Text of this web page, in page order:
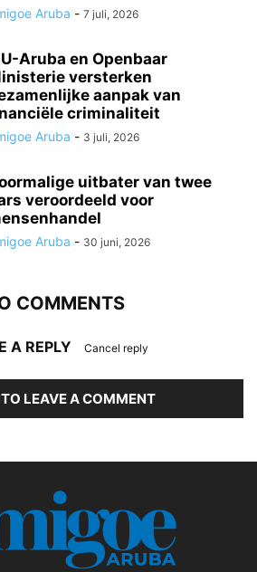
Aruba - 7 juli, 2026
Aruba en Openbaar
versterken
aanpak van
criminaliteit
Aruba - 3 juli, 2026
uitbater van twee
veroordeeld voor
Aruba - 30 juni, 2026
COMMENTS
A REPLY Cancel reply
LEAVE A COMMENT